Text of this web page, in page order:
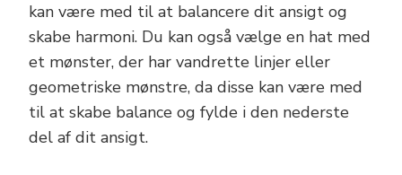
kan være med til at balancere dit ansigt og
skabe harmoni. Du kan også vælge en hat med
et mønster, der har vandrette linjer eller
geometriske mønstre, da disse kan være med
til at skabe balance og fylde i den nederste
del af dit ansigt.